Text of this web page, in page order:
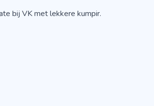
bij VK met lekkere kumpir.